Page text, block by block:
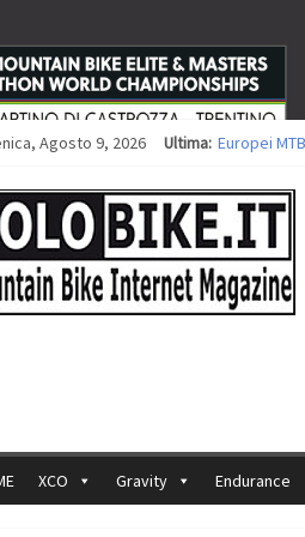
Agosto 9, 2026 Ultima: Europei
Europei
35ª
XCO Gravity Endurance